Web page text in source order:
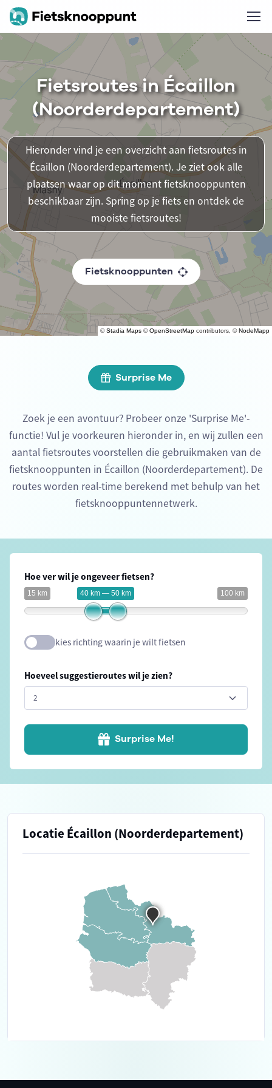
©Stadia Maps ©OpenStreetMap contributors, ©NodeMapp
Fietsroutes in Écaillon
(Noorderdepartement)
Hieronder vind je een overzicht aan fietsroutes in
Écaillon (Noorderdepartement). Je ziet ook alle
plaatsen waar op dit moment fietsknooppunten
beschikbaar zijn. Spring op je fiets en ontdek de
mooiste fietsroutes!
Fietsknooppunten
Surprise Me
Zoek je een avontuur? Probeer onze 'Surprise Me'-
functie! Vul je voorkeuren hieronder in, en wij zullen een
aantal fietsroutes voorstellen die gebruikmaken van de
fietsknooppunten in Écaillon (Noorderdepartement). De
routes worden real-time berekend met behulp van het
fietsknooppuntennetwerk.
Hoe ver wil je ongeveer fietsen?
15 km 100 km
40 km — 50 km
kies richting waarin je wilt fietsen
Hoeveel suggestieroutes wil je zien?
Surprise Me!
Locatie Écaillon (Noorderdepartement)